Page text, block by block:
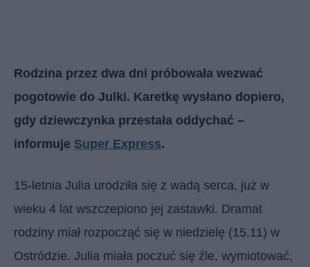
Rodzina przez dwa dni próbowała wezwać
pogotowie do Julki. Karetkę wysłano dopiero,
gdy dziewczynka przestała oddychać –
informuje Super Express.
15-letnia Julia urodziła się z wadą serca, już w
wieku 4 lat wszczepiono jej zastawki. Dramat
rodziny miał rozpocząć się w niedzielę (15.11) w
Ostródzie. Julia miała poczuć się źle, wymiotować,